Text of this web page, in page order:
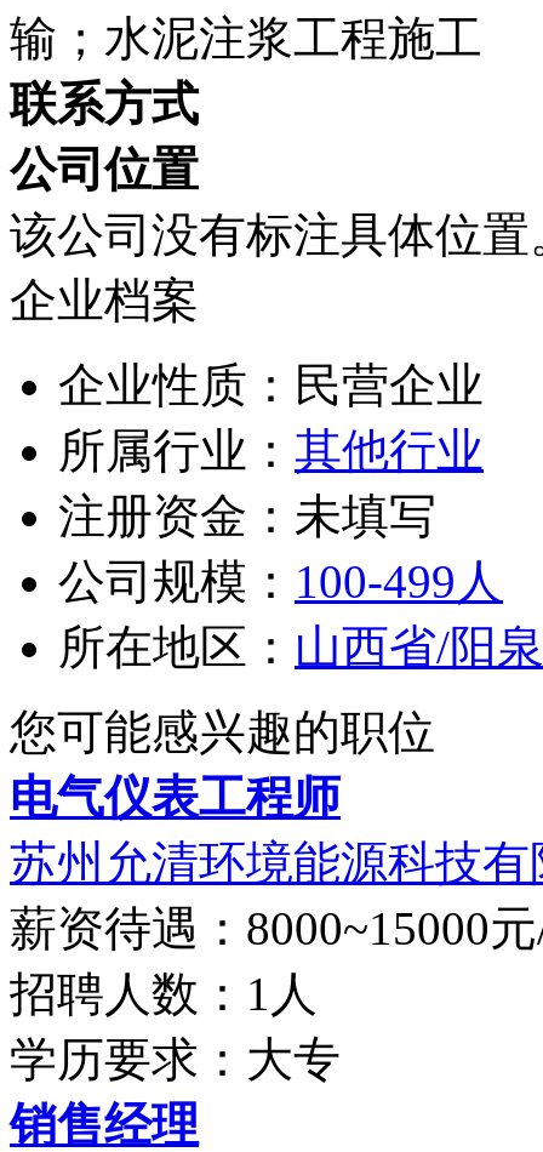
输；水泥注浆工程施工
联系方式
公司位置
该公司没有标注具体位置
企业档案
企业性质：民营企业
所属行业： 其他行业
注册资金：未填写
公司规模： 100-499人
所在地区： 山西省/阳
您可能感兴趣的职位
电气仪表工程师
苏州允清环境能源科技有
薪资待遇：8000~15000
招聘人数：1人
学历要求：大专
销售经理